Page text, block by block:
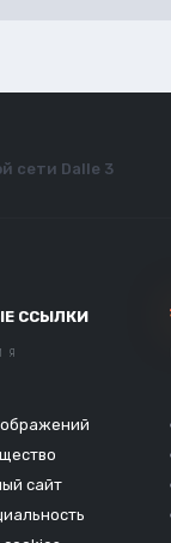
сети Dalle 3
ССЫЛКИ
сайт